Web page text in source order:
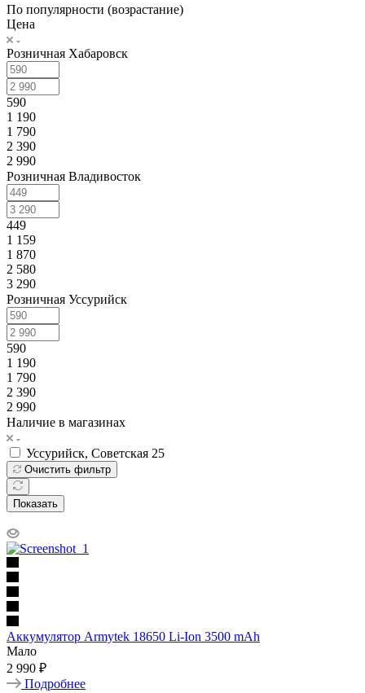
По популярности (возрастание)
Цена
Розничная Хабаровск
590
1 190
1 790
2 390
2 990
Розничная Владивосток
449
1 159
1 870
2 580
3 290
Розничная Уссурийск
590
1 190
1 790
2 390
2 990
Наличие в магазинах
Уссурийск, Советская 25
Очистить фильтр
Показать
Аккумулятор Armytek 18650 Li-Ion 3500 mAh
Мало
2 990 ₽
Подробнее